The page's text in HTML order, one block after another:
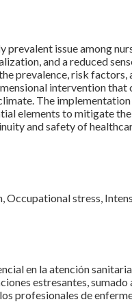
prevalent issue among
and a reduced
prevalence, risk
intervention
The
elements to mitigate
and safety of
stress,
en la atención
estresantes,
profesionales de